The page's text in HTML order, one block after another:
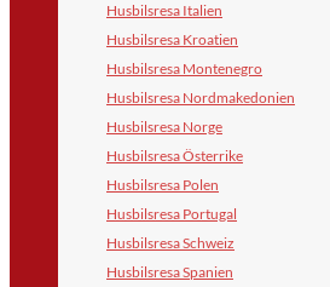
Husbilsresa Italien
Husbilsresa Kroatien
Husbilsresa Montenegro
Husbilsresa Nordmakedonien
Husbilsresa Norge
Husbilsresa Österrike
Husbilsresa Polen
Husbilsresa Portugal
Husbilsresa Schweiz
Husbilsresa Spanien